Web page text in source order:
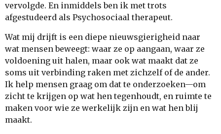
vervolgde. En inmiddels ben ik met trots
afgestudeerd als Psychosociaal therapeut.
Wat mij drijft is een diepe nieuwsgierigheid naar
wat mensen beweegt: waar ze op aangaan, waar ze
voldoening uit halen, maar ook wat maakt dat ze
soms uit verbinding raken met zichzelf of de ander.
Ik help mensen graag om dat te onderzoeken—om
zicht te krijgen op wat hen tegenhoudt, en ruimte te
maken voor wie ze werkelijk zijn en wat hen blij
maakt.